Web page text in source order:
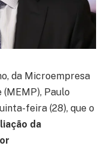
da Microempresa
(MEMP), Paulo
feira (28), que o
da